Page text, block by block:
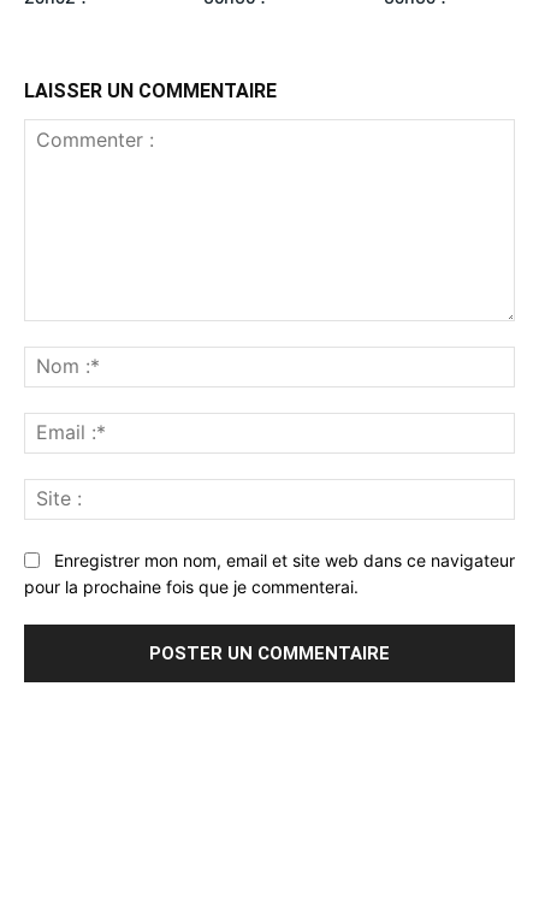
LAISSER UN COMMENTAIRE
:*
:*
:
Enregistrer mon nom, email et site web dans ce navigateur
pour la prochaine fois que je commenterai.